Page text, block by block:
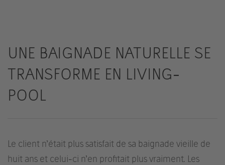
UNE BAIGNADE NATURELLE SE
TRANSFORME EN LIVING-
POOL
Le client n’était plus satisfait de sa baignade vieille de
huit ans et celui-ci n’en profitait plus vraiment. Les